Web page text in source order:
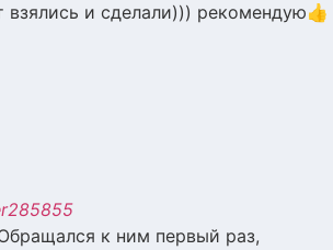
взялись и сделали))) рекомендую👍
к ним первый раз,